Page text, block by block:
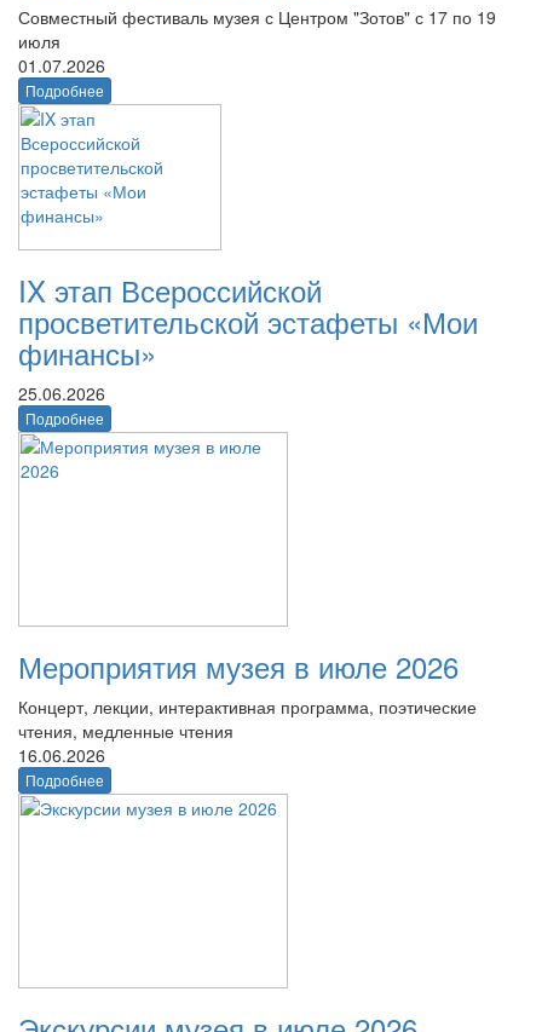
Совместный фестиваль музея с Центром "Зотов" с 17 по 19
июля
01.07.2026
Подробнее
IX этап Всероссийской
просветительской эстафеты «Мои
финансы»
25.06.2026
Подробнее
Мероприятия музея в июле 2026
Концерт, лекции, интерактивная программа, поэтические
чтения, медленные чтения
16.06.2026
Подробнее